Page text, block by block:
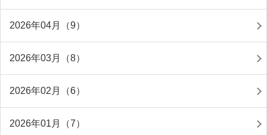
2026年04月（9）
2026年03月（8）
2026年02月（6）
2026年01月（7）